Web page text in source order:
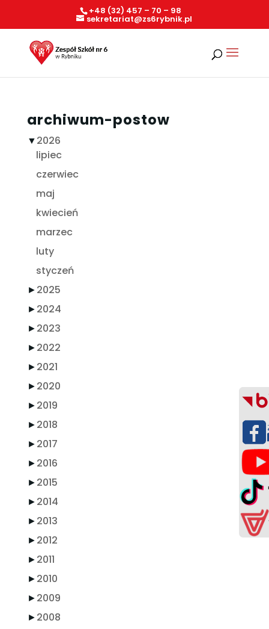
+48 (32) 457 – 70 – 98
sekretariat@zs6rybnik.pl
archiwum-postow
▼2026
lipiec
czerwiec
maj
kwiecień
marzec
luty
styczeń
►2025
►2024
►2023
►2022
►2021
►2020
►2019
►2018
►2017
►2016
►2015
►2014
►2013
►2012
►2011
►2010
►2009
►2008